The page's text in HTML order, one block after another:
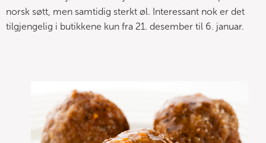
norsk søtt, men samtidig sterkt øl. Interessant nok er det
tilgjengelig i butikkene kun fra 21. desember til 6. januar.